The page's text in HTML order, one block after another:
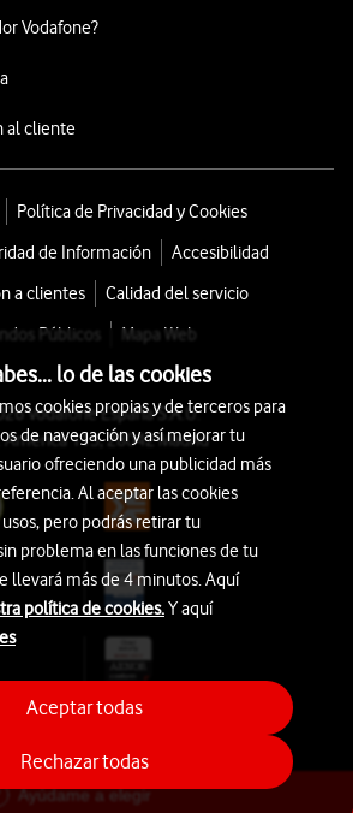
Ayúdame a elegir
Vodafone?
al cliente
Política de Privacidad y Cookies
de Información
Accesibilidad
a clientes
Calidad del servicio
Públicos
Mapa Web
Vodafone España S.A.U.
América 115, 28042 Madrid
lo de las cookies
cookies propias y de terceros para
de navegación y así mejorar tu
ofreciendo una publicidad más
Al aceptar las cookies
pero podrás retirar tu
problema en las funciones de tu
llevará más de 4 minutos. Aquí
política de cookies.Y aquí
Rechazar todas
Aceptar todas